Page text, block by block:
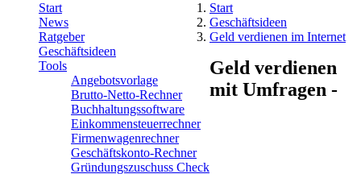
Start
News
Ratgeber
Geschäftsideen
Tools
Angebotsvorlage
Brutto-Netto-Rechner
Buchhaltungssoftware
Einkommensteuerrechner
Firmenwagenrechner
Geschäftskonto-Rechner
Gründungszuschuss Check
Start
Geschäftsideen
Geld verdienen im Internet
Geld verdienen
mit Umfragen -